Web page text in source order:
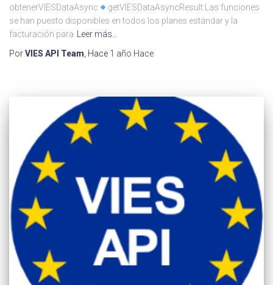
obtenerVIESDataAsync
getVIESDataAsyncResult Las funciones
se han puesto disponibles en todos los planes estándar y la
facturación para Leer más…
PorVIES API Team, Hace 1 año Hace